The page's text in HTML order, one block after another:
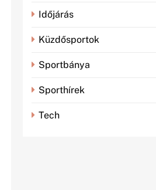
Időjárás
Küzdősportok
Sportbánya
Sporthírek
Tech